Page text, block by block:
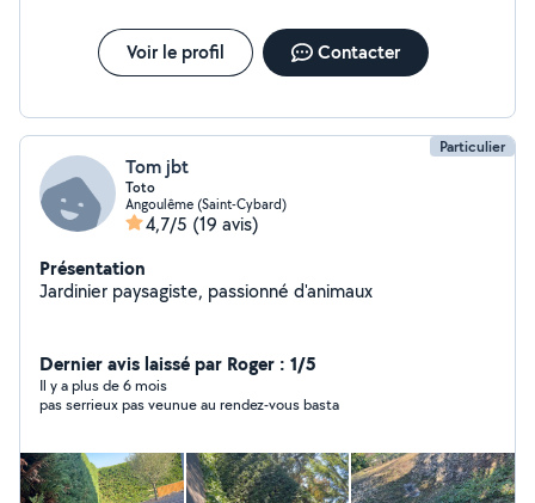
Voir le profil Contacter
Particulier
Tom jbt
Toto
Angoulême (Saint-Cybard)
4,7/5 (19 avis)
Présentation
Jardinier paysagiste, passionné d'animaux
Dernier avis laissé par Roger : 1/5
Il y a plus de 6 mois
pas serrieux pas veunue au rendez-vous basta